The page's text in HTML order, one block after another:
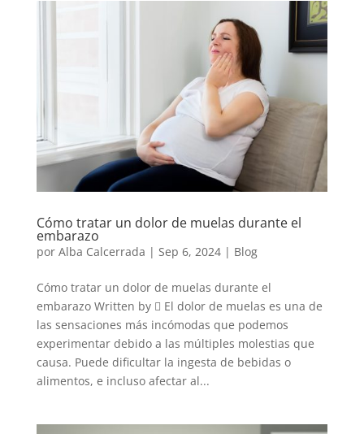
Cómo tratar un dolor de muelas durante el
embarazo
por Alba Calcerrada | Sep 6, 2024| Blog
Cómo tratar un dolor de muelas durante el
embarazo Written by  El dolor de muelas es una de
las sensaciones más incómodas que podemos
experimentar debido a las múltiples molestias que
causa. Puede dificultar la ingesta de bebidas o
alimentos, e incluso afectar al...